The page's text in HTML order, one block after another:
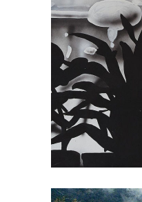
Szczygła z
oraz powieść
pamięci”
44.00